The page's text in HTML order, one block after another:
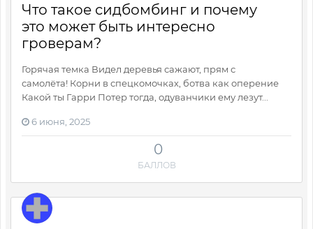
0
БАЛЛОВ
Что такое сидбомбинг и почему
это может быть интересно
гроверам?
Горячая темка Видел деревья сажают, прям с
самолёта! Корни в спецкомочках, ботва как оперение
Какой ты Гарри Потер тогда, одуванчики ему лезут...
6 июня, 2025